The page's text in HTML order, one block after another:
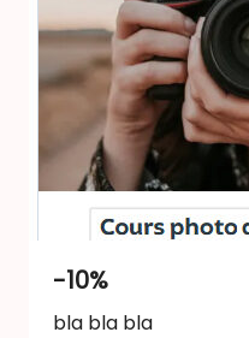
-10%
bla bla bla